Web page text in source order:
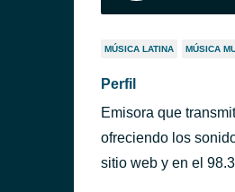
MÚSICA LATINA MÚSICA
Perfil
Emisora que
ofreciendo los
sitio web y en el